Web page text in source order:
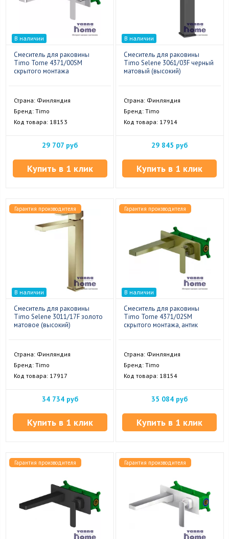
В наличии
Смеситель для раковины
Timo Torne 4371/00SM
скрытого монтажа
Страна: Финляндия
Бренд: Timo
Код товара: 18153
29 707 руб
Купить в 1 клик
В наличии
Смеситель для раковины
Timo Selene 3061/03F черный
матовый (высокий)
Страна: Финляндия
Бренд: Timo
Код товара: 17914
29 845 руб
Купить в 1 клик
Гарантия производителя
В наличии
Смеситель для раковины
Timo Selene 3011/17F золото
матовое (высокий)
Страна: Финляндия
Бренд: Timo
Код товара: 17917
34 734 руб
Купить в 1 клик
Гарантия производителя
В наличии
Смеситель для раковины
Timo Torne 4371/02SM
скрытого монтажа, антик
Страна: Финляндия
Бренд: Timo
Код товара: 18154
35 084 руб
Купить в 1 клик
Гарантия производителя Гарантия производителя